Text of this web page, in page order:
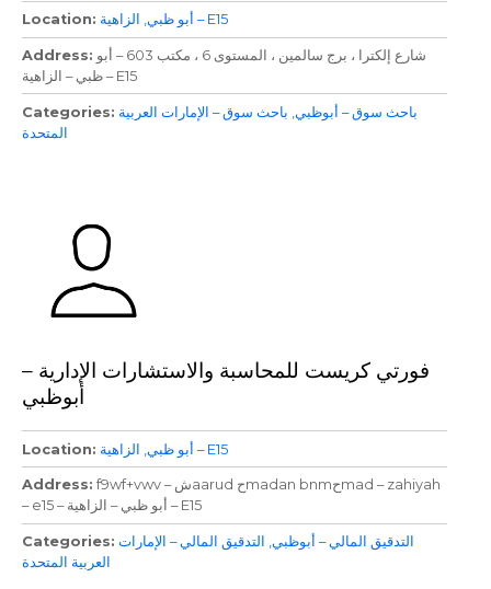
Location أبو ظبي الزاهية – E15
Address شارع إلكترا ، برج سالمين ، المستوى 6 ، مكتب 603 – أبو
ظبي – الزاهية – E15
Categories باحث سوق – أبوظبي باحث سوق – الإمارات العربية
المتحدة
فورتي كريست للمحاسبة والاستشارات الإدارية –
أبوظبي
Location أبو ظبي الزاهية – E15
Address f9wf+vwv – شaarud حmadan bnmحmad – zahiyah
– e15 – أبو ظبي – الزاهية – E15
Categories التدقيق المالي – أبوظبي التدقيق المالي – الإمارات
العربية المتحدة